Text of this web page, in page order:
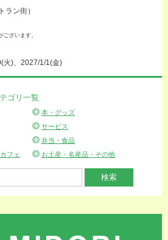
ラン街）
ざいます。
火)、2027/1/1(金)
ゴリ一覧
本・グッズ
サービス
弁当・食品
フェ
お土産・名産品・その他